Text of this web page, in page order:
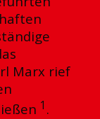
Marx rief
1 .